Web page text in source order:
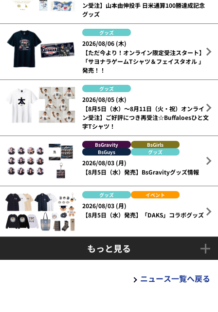
ン受注】山本由伸投手 日米通算100勝達成記念
グッズ
グッズ
2026/08/06 (木)
【ただ今より！オンライン限定受注スタート】
「サヨナラゲームTシャツ＆フェイスタオル 」
発売！！
グッズ
2026/08/05 (水)
【8月5日（水）～8月11日（火・祝）オンライ
ン受注】ご好評につき再受注☆Buffaloesひと文
字Tシャツ！
BsGravity
BsGirls
BsGuys
グッズ
2026/08/03 (月)
【8月5日（水）発売】BsGravityグッズ情報
グッズ イベント
2026/08/03 (月)
【8月5日（水）発売】「DAKS」コラボグッズ
もっと見る
ニュース一覧へ戻る